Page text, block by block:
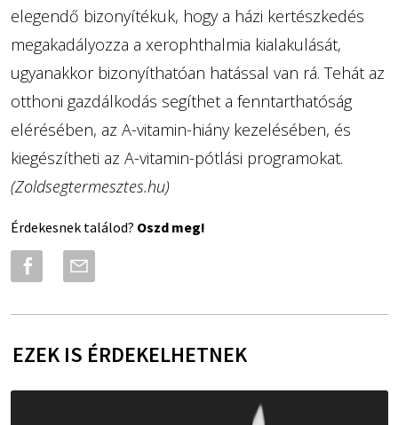
elegendő bizonyítékuk, hogy a házi kertészkedés
megakadályozza a xerophthalmia kialakulását,
ugyanakkor bizonyíthatóan hatással van rá. Tehát az
otthoni gazdálkodás segíthet a fenntarthatóság
elérésében, az A-vitamin-hiány kezelésében, és
kiegészítheti az A-vitamin-pótlási programokat.
(Zoldsegtermesztes.hu)
Érdekesnek találod? Oszd meg!
EZEK IS ÉRDEKELHETNEK